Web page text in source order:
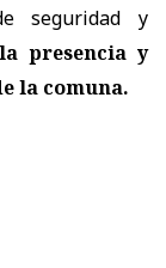
seguridad y
presencia y
la comuna.